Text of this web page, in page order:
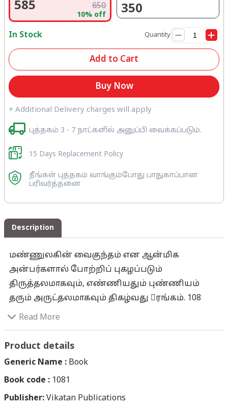
585 650
10% off 350
In Stock Quantity
Add to Cart
Buy Now
+ Additional Delivery charges will apply
புத்தகம் 3 - 7 நாட்களில் அனுப்பி வைக்கப்படும்.
15 Days Replacement Policy
நீங்கள் புத்தகம் வாங்கும்போது பாதுகாப்பான
பரிவர்த்தனை
Description
மண்ணுலகின் வைகுந்தம் என ஆன்மிக
அன்பர்களால் போற்றிப் புகழப்படும்
திருத்தலமாகவும், எண்ணியதும் புண்ணியம்
தரும் அருட்தலமாகவும் திகழ்வது ரங்கம். 108
வைணவத் திருத்தலங்களில் முதன்மைத் தலம்
சயனக் கோலம் கொண்டு சகல உயிர்களுக்கும்
பிரம்மனைப் படைத்த பரம்பொருளான திருமால்,
பிரம்மாவின் தவத்தால் பிரணவாகார
Read More
Product details
Generic Name : Book
Book code : 1081
Publisher: Vikatan Publications